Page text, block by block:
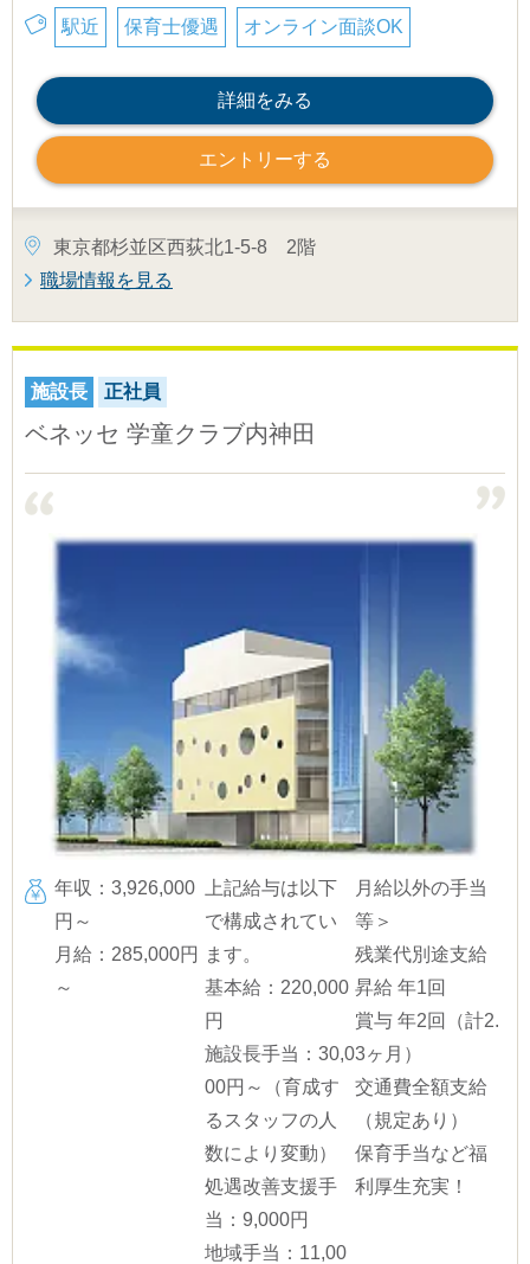
駅近 保育士優遇 オンライン面談OK
詳細をみる
エントリーする
東京都杉並区西荻北1-5-8 2階
職場情報を見る
施設長 正社員
ベネッセ 学童クラブ内神田
年収：3,926,000
円～
月給：285,000円
～
上記給与は以下
で構成されてい
ます。
基本給：220,000
円
施設長手当：30,0
00円～（育成す
るスタッフの人
数により変動）
処遇改善支援手
当：9,000円
地域手当：11,00
月給以外の手当
等＞
残業代別途支給
昇給 年1回
賞与 年2回（計2.
3ヶ月）
交通費全額支給
（規定あり）
保育手当など福
利厚生充実！